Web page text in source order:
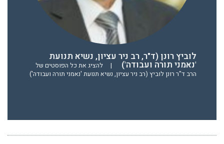
לוביץ רונן (ד"ר, רב ניר עציון, נשיא תנועת
'נאמני תורה ועבודה') |
להציג את כל הפוסטים של
הרב ד"ר רונן לוביץ (רב ניר עציון, נשיא תנועת 'נאמני תורה ועבודה')